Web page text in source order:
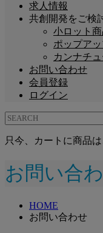
求人情報
共創開発をご検
小ロット
ポップア
カンナチ
お問い合わせ
会員登録
ログイン
只今、カートに商品は
お問い合
HOME
お問い合わせ